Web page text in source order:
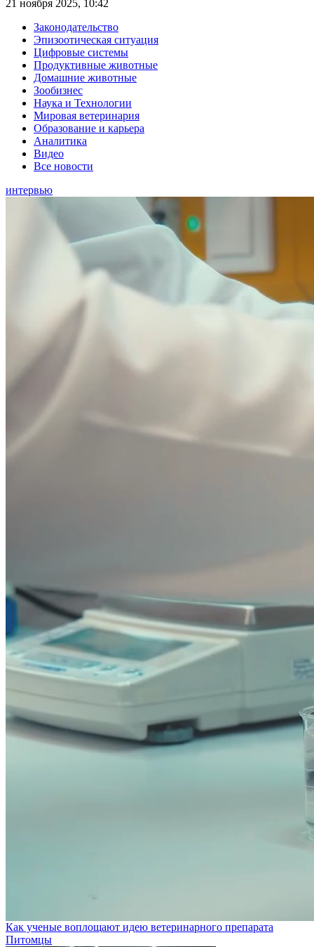
21 ноября 2025, 10:42
Законодательство
Эпизоотическая ситуация
Цифровые системы
Продуктивные животные
Домашние животные
Зообизнес
Наука и Технологии
Мировая ветеринария
Образование и карьера
Аналитика
Видео
Все новости
интервью
Как ученые воплощают идею ветеринарного препарата
Питомцы